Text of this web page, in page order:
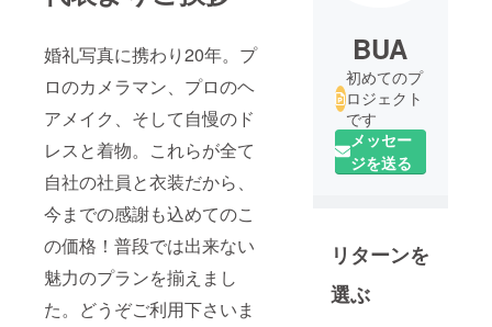
婚礼写真に携わり20年。プ
ロのカメラマン、プロのヘ
アメイク、そして自慢のド
レスと着物。これらが全て
自社の社員と衣装だから、
今までの感謝も込めてのこ
の価格！普段では出来ない
魅力のプランを揃えまし
た。どうぞご利用下さいま
BUA
初めてのプ
ロジェクト
です
メッセー
ジを送る
リターンを
選ぶ